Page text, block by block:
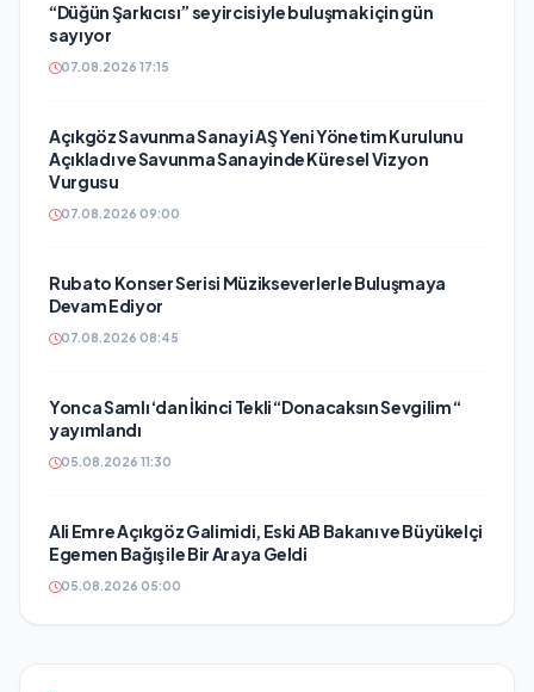
“Düğün Şarkıcısı” seyircisiyle buluşmak için gün
sayıyor
07.08.2026 17:15
Açıkgöz Savunma Sanayi AŞ Yeni Yönetim Kurulunu
Açıkladı ve Savunma Sanayinde Küresel Vizyon
Vurgusu
07.08.2026 09:00
Rubato Konser Serisi Müzikseverlerle Buluşmaya
Devam Ediyor
07.08.2026 08:45
Yonca Samlı ‘dan İkinci Tekli “Donacaksın Sevgilim “
yayımlandı
05.08.2026 11:30
Ali Emre Açıkgöz Galimidi, Eski AB Bakanı ve Büyükelçi
Egemen Bağış ile Bir Araya Geldi
05.08.2026 05:00